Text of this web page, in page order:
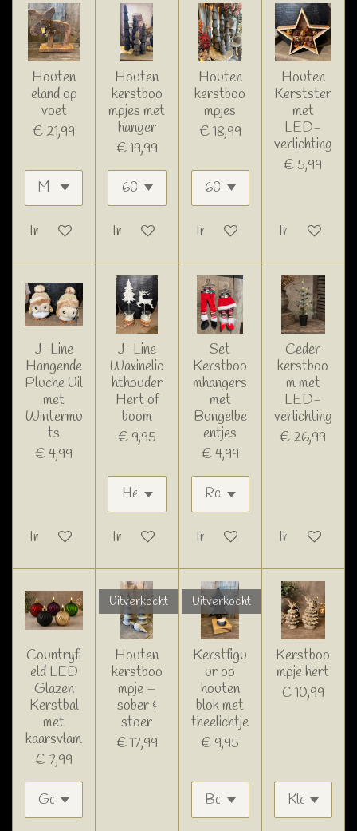
Houten
eland op
voet
€ 21,99
In winkelwagen
Houten
kerstboo
mpjes met
hanger
€ 19,99
In winkelwagen
Houten
kerstboo
mpjes
€ 18,99
In winkelwagen
Houten
Kerstster
met
LED-
verlichting
€ 5,99
In
J-Line
Hangende
Pluche Uil
met
Wintermu
ts
€ 4,99
In winkelwagen
J-Line
Waxinelic
hthouder
Hert of
boom
€ 9,95
In winkelwagen
Set
Kerstboo
mhangers
met
Bungelbe
entjes
€ 4,99
In winkelwagen
Ceder
kerstboo
m met
LED-
verlichting
€ 26,99
In
Countryfi
eld LED
Glazen
Kerstbal
met
kaarsvlam
€ 7,99
Uitverkocht
Houten
kerstboo
mpje –
sober &
stoer
€ 17,99
Uitverkocht
Kerstfigu
ur op
houten
blok met
theelichtje
€ 9,95
Kerstboo
mpje hert
€ 10,99